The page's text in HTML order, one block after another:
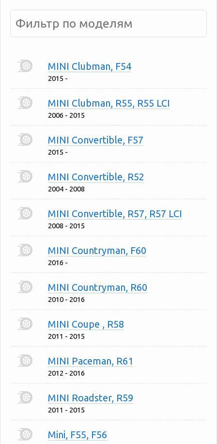
MINI Clubman, F54
2015 -
MINI Clubman, R55, R55 LCI
2006 - 2015
MINI Convertible, F57
2015 -
MINI Convertible, R52
2004 - 2008
MINI Convertible, R57, R57 LCI
2008 - 2015
MINI Countryman, F60
2016 -
MINI Countryman, R60
2010 - 2016
MINI Coupe , R58
2011 - 2015
MINI Paceman, R61
2012 - 2016
MINI Roadster, R59
2011 - 2015
Mini, F55, F56